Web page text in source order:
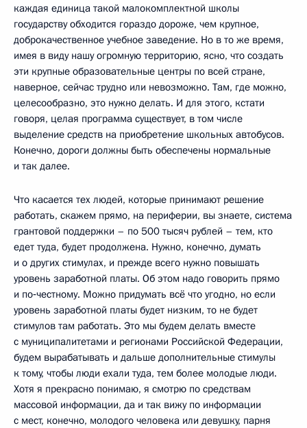
каждая единица такой малокомплектной школы
государству обходится гораздо дороже, чем крупное,
доброкачественное учебное заведение. Но в то же время,
имея в виду нашу огромную территорию, ясно, что создать
эти крупные образовательные центры по всей стране,
наверное, сейчас трудно или невозможно. Там, где можно,
целесообразно, это нужно делать. И для этого, кстати
говоря, целая программа существует, в том числе
выделение средств на приобретение школьных автобусов.
Конечно, дороги должны быть обеспечены нормальные
и так далее.
Что касается тех людей, которые принимают решение
работать, скажем прямо, на периферии, вы знаете, система
грантовой поддержки – по 500 тысяч рублей – тем, кто
едет туда, будет продолжена. Нужно, конечно, думать
и о других стимулах, и прежде всего нужно повышать
уровень заработной платы. Об этом надо говорить прямо
и по‑честному. Можно придумать всё что угодно, но если
уровень заработной платы будет низким, то не будет
стимулов там работать. Это мы будем делать вместе
с муниципалитетами и регионами Российской Федерации,
будем вырабатывать и дальше дополнительные стимулы
к тому, чтобы люди ехали туда, тем более молодые люди.
Хотя я прекрасно понимаю, я смотрю по средствам
массовой информации, да и так вижу по информации
с мест, конечно, молодого человека или девушку, парня